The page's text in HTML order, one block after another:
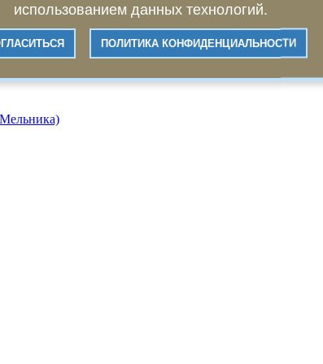
использованием данных технологий.
ПОЛИТИКА КОНФИДЕНЦИАЛЬНОСТИ